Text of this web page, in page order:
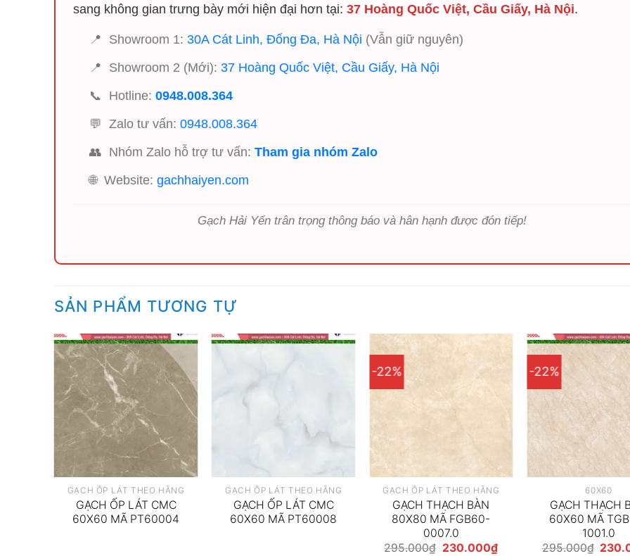
sang không gian trưng bày mới hiện đại hơn tại: 37 Hoàng Quốc Việt, Cầu Giấy, Hà Nội.
📍 Showroom 1: 30A Cát Linh, Đống Đa, Hà Nội (Vẫn giữ nguyên)
📍
Showroom 2 (Mới): 37 Hoàng Quốc Việt, Cầu Giấy, Hà Nội
📞
Hotline: 0948.008.364
💬 Zalo tư vấn: 0948.008.364
👥 Nhóm Zalo hỗ trợ tư vấn: Tham gia nhóm Zalo
🌐 Website: gachhaiyen.com
Gạch Hải Yến trân trọng thông báo và hân hạnh được đón tiếp!
SẢN PHẨM TƯƠNG TỰ
GẠCH ỐP LÁT THEO HÃNG
GẠCH ỐP LÁT CMC
60X60 MÃ PT60004
GẠCH ỐP LÁT THEO HÃNG
GẠCH ỐP LÁT CMC
60X60 MÃ PT60008
-22%
GẠCH ỐP LÁT THEO HÃNG
GẠCH THẠCH BÀN
80X80 MÃ FGB60-
0007.0
295.000₫ Giá
230.000₫Giá
-22%
60X60
GẠCH THẠCH
60X60 MÃ
1001.0
295.000₫ Giá